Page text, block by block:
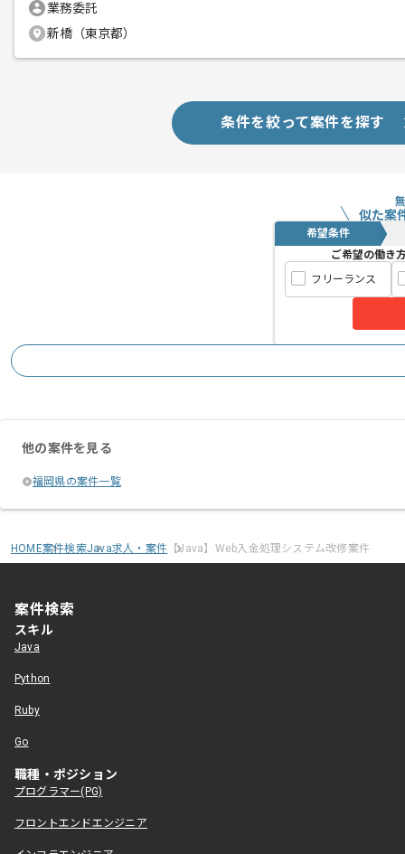
業務委託
新橋（東京都）
条件を絞って案件を探す
似た案
希望条件
ご希望の働き
フリーランス
他の案件を見る
福岡県の案件一覧
HOME案件検索Java求人・案件 【Java】Web入金処理システム改修案件
案件検索
スキル
Java
Python
Ruby
Go
職種・ポジション
プログラマー(PG)
フロントエンドエンジニア